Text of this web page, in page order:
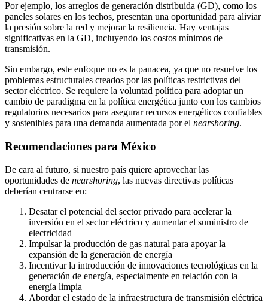
Por ejemplo, los arreglos de generación distribuida (GD), como los
paneles solares en los techos, presentan una oportunidad para aliviar
la presión sobre la red y mejorar la resiliencia. Hay ventajas
significativas en la GD, incluyendo los costos mínimos de
transmisión.
Sin embargo, este enfoque no es la panacea, ya que no resuelve los
problemas estructurales creados por las políticas restrictivas del
sector eléctrico. Se requiere la voluntad política para adoptar un
cambio de paradigma en la política energética junto con los cambios
regulatorios necesarios para asegurar recursos energéticos confiables
y sostenibles para una demanda aumentada por el nearshoring.
Recomendaciones para México
De cara al futuro, si nuestro país quiere aprovechar las
oportunidades de nearshoring, las nuevas directivas políticas
deberían centrarse en:
Desatar el potencial del sector privado para acelerar la
inversión en el sector eléctrico y aumentar el suministro de
electricidad
Impulsar la producción de gas natural para apoyar la
expansión de la generación de energía
Incentivar la introducción de innovaciones tecnológicas en la
generación de energía, especialmente en relación con la
energía limpia
Abordar el estado de la infraestructura de transmisión eléctrica